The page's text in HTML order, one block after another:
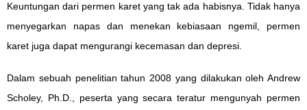
Keuntungan dari permen karet yang tak ada habisnya. Tidak hanya
menyegarkan napas dan menekan kebiasaan ngemil, permen
karet juga dapat mengurangi kecemasan dan depresi.
Dalam sebuah penelitian tahun 2008 yang dilakukan oleh Andrew
Scholey, Ph.D., peserta yang secara teratur mengunyah permen